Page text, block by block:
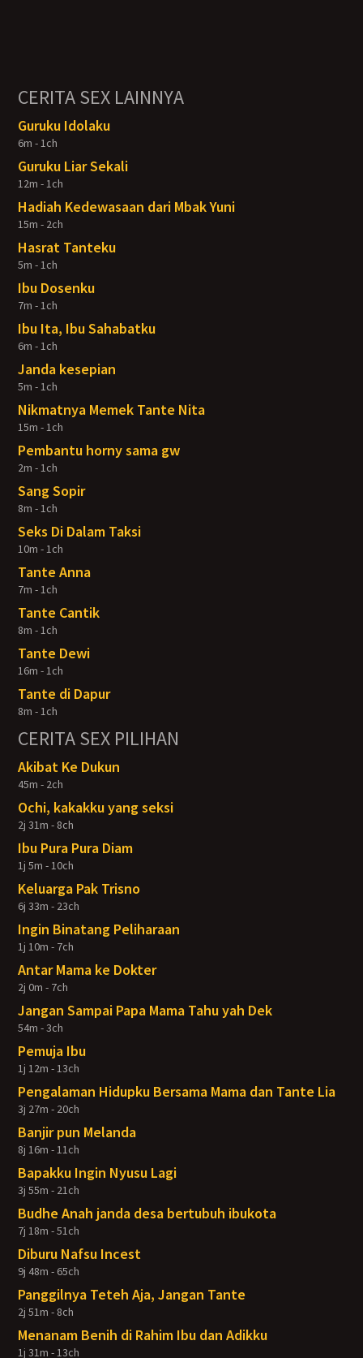
CERITA SEX LAINNYA
Guruku Idolaku
6m - 1ch
Guruku Liar Sekali
12m - 1ch
Hadiah Kedewasaan dari Mbak Yuni
15m - 2ch
Hasrat Tanteku
5m - 1ch
Ibu Dosenku
7m - 1ch
Ibu Ita, Ibu Sahabatku
6m - 1ch
Janda kesepian
5m - 1ch
Nikmatnya Memek Tante Nita
15m - 1ch
Pembantu horny sama gw
2m - 1ch
Sang Sopir
8m - 1ch
Seks Di Dalam Taksi
10m - 1ch
Tante Anna
7m - 1ch
Tante Cantik
8m - 1ch
Tante Dewi
16m - 1ch
Tante di Dapur
8m - 1ch
CERITA SEX PILIHAN
Akibat Ke Dukun
45m - 2ch
Ochi, kakakku yang seksi
2j 31m - 8ch
Ibu Pura Pura Diam
1j 5m - 10ch
Keluarga Pak Trisno
6j 33m - 23ch
Ingin Binatang Peliharaan
1j 10m - 7ch
Antar Mama ke Dokter
2j 0m - 7ch
Jangan Sampai Papa Mama Tahu yah Dek
54m - 3ch
Pemuja Ibu
1j 12m - 13ch
Pengalaman Hidupku Bersama Mama dan Tante Lia
3j 27m - 20ch
Banjir pun Melanda
8j 16m - 11ch
Bapakku Ingin Nyusu Lagi
3j 55m - 21ch
Budhe Anah janda desa bertubuh ibukota
7j 18m - 51ch
Diburu Nafsu Incest
9j 48m - 65ch
Panggilnya Teteh Aja, Jangan Tante
2j 51m - 8ch
Menanam Benih di Rahim Ibu dan Adikku
1j 31m - 13ch